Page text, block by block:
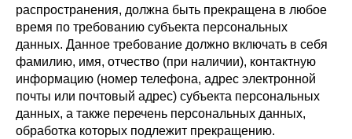
распространения, должна быть прекращена в любое
время по требованию субъекта персональных
данных. Данное требование должно включать в себя
фамилию, имя, отчество (при наличии), контактную
информацию (номер телефона, адрес электронной
почты или почтовый адрес) субъекта персональных
данных, а также перечень персональных данных,
обработка которых подлежит прекращению.